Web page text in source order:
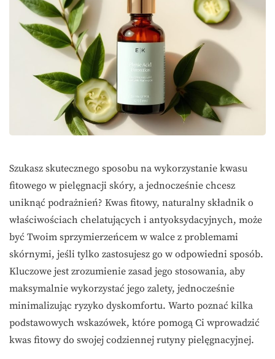
Szukasz skutecznego sposobu na wykorzystanie kwasu
fitowego w pielęgnacji skóry, a jednocześnie chcesz
uniknąć podrażnień? Kwas fitowy, naturalny składnik o
właściwościach chelatujących i antyoksydacyjnych, może
być Twoim sprzymierzeńcem w walce z problemami
skórnymi, jeśli tylko zastosujesz go w odpowiedni sposób.
Kluczowe jest zrozumienie zasad jego stosowania, aby
maksymalnie wykorzystać jego zalety, jednocześnie
minimalizując ryzyko dyskomfortu. Warto poznać kilka
podstawowych wskazówek, które pomogą Ci wprowadzić
kwas fitowy do swojej codziennej rutyny pielęgnacyjnej.